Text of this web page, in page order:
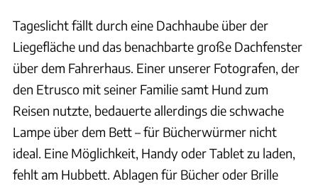
Tageslicht fällt durch eine Dachhaube über der
Liegefläche und das benachbarte große Dachfenster
über dem Fahrerhaus. Einer unserer Fotografen, der
den Etrusco mit seiner Familie samt Hund zum
Reisen nutzte, bedauerte allerdings die schwache
Lampe über dem Bett – für Bücherwürmer nicht
ideal. Eine Möglichkeit, Handy oder Tablet zu laden,
fehlt am Hubbett. Ablagen für Bücher oder Brille